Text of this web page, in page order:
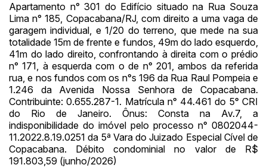
Apartamento n° 301 do Edifício situado na Rua Souza
Lima n° 185, Copacabana/RJ, com direito a uma vaga de
garagem individual, e 1/20 do terreno, que mede na sua
totalidade 15m de frente e fundos, 49m do lado esquerdo,
41m do lado direito, confrontando à direita com o prédio
n° 171, à esquerda com o de n° 201, ambos da referida
rua, e nos fundos com os n°s 196 da Rua Raul Pompeia e
1.246 da Avenida Nossa Senhora de Copacabana.
Contribuinte: 0.655.287-1. Matrícula n° 44.461 do 5° CRI
do Rio de Janeiro. Ônus: Consta na Av.7, a
indisponibilidade do imóvel pelo processo n° 0802044-
11.2022.8.19.0251 da 5ª Vara do Juizado Especial Cível de
Copacabana. Débito condominial no valor de R$
191.803,59 (junho/2026)
(Art. 895, CPC)
Data Usuário Valor
14/04/2025 18:43:11 TIAGOFELIPE R$ 1,00
14/04/2025 18:43:11 TIAGOFELIPE R$ 1,00
14/04/2025 18:43:11 TIAGOFELIPE R$ 1,00
Clique aqui para fazer login